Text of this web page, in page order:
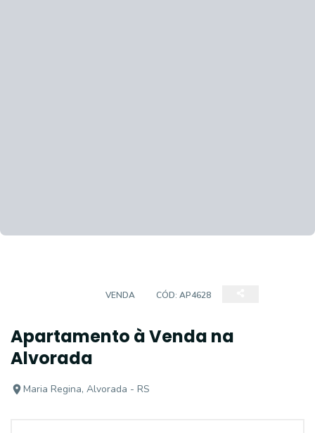
VENDA CÓD: AP4628
Apartamento à Venda na
Alvorada
Maria Regina, Alvorada - RS